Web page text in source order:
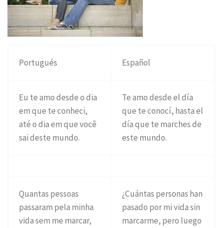
Portugués Español
Eu te amo desde o dia
em que te conheci,
até o dia em que você
sai deste mundo.
Te amo desde el día
que te conocí, hasta el
día que te marches de
este mundo.
Quantas pessoas
passaram pela minha
vida sem me marcar,
¿Cuántas personas han
pasado por mi vida sin
marcarme, pero luego